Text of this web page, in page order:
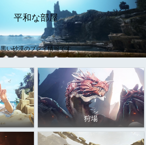
平和な部屋
黒い砂漠のプレイ情報です
狩場